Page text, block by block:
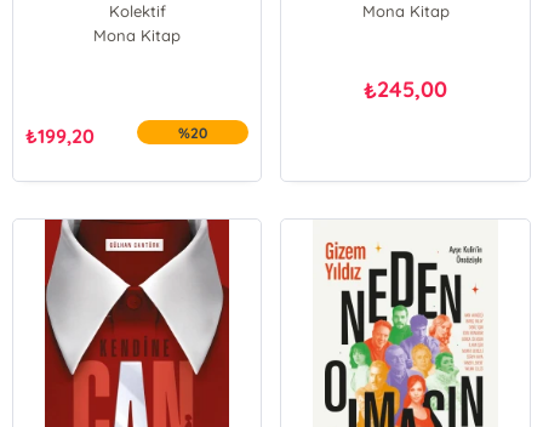
Kolektif
Mona Kitap
₺199,20 %20
Mona Kitap
₺245,00